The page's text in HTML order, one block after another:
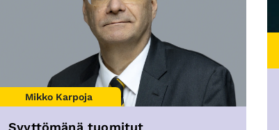
Mikko Karpoja
Syyttömänä tuomitut